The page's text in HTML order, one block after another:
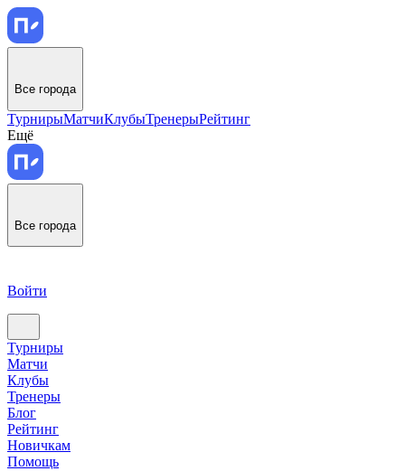
Все города
ТурнирыМатчиКлубыТренерыРейтинг
Ещё
Все города
Войти
Турниры
Матчи
Клубы
Тренеры
Блог
Рейтинг
Новичкам
Помощь